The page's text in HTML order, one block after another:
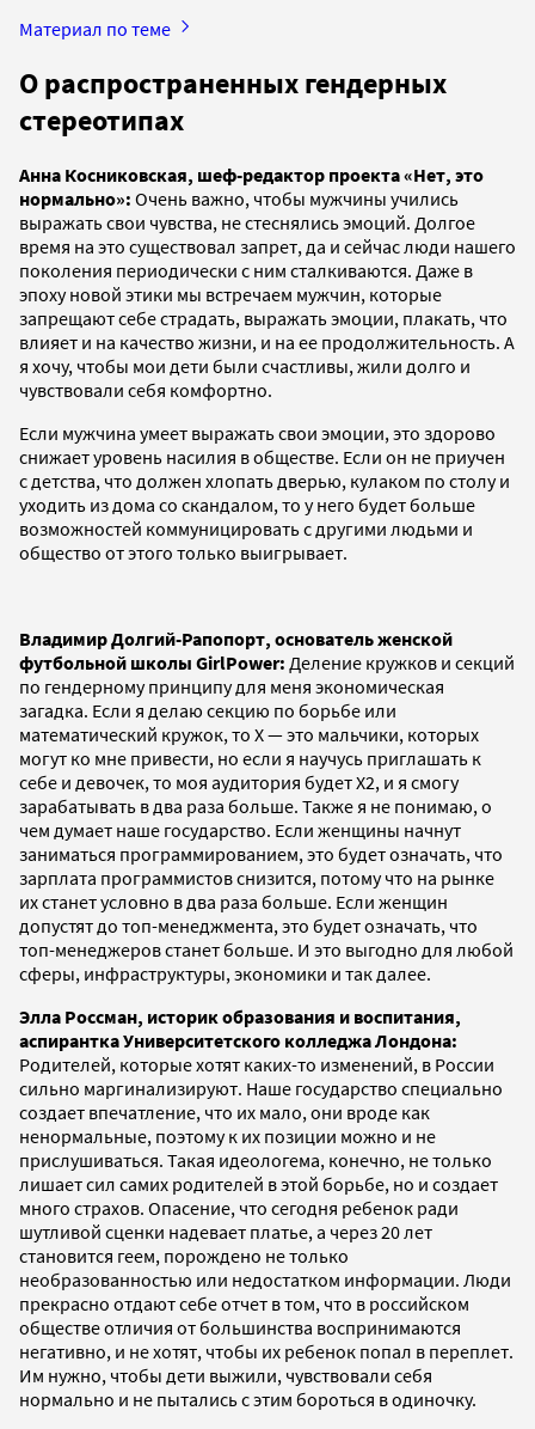
Материал по теме
О распространенных гендерных
стереотипах
Анна Косниковская, шеф-редактор проекта «Нет, это
нормально»: Очень важно, чтобы мужчины учились
выражать свои чувства, не стеснялись эмоций. Долгое
время на это существовал запрет, да и сейчас люди нашего
поколения периодически с ним сталкиваются. Даже в
эпоху новой этики мы встречаем мужчин, которые
запрещают себе страдать, выражать эмоции, плакать, что
влияет и на качество жизни, и на ее продолжительность. А
я хочу, чтобы мои дети были счастливы, жили долго и
чувствовали себя комфортно.
Если мужчина умеет выражать свои эмоции, это здорово
снижает уровень насилия в обществе. Если он не приучен
с детства, что должен хлопать дверью, кулаком по столу и
уходить из дома со скандалом, то у него будет больше
возможностей коммуницировать с другими людьми и
общество от этого только выигрывает.
Владимир Долгий-Рапопорт, основатель женской
футбольной школы GirlPower: Деление кружков и секций
по гендерному принципу для меня экономическая
загадка. Если я делаю секцию по борьбе или
математический кружок, то X — это мальчики, которых
могут ко мне привести, но если я научусь приглашать к
себе и девочек, то моя аудитория будет X2, и я смогу
зарабатывать в два раза больше. Также я не понимаю, о
чем думает наше государство. Если женщины начнут
заниматься программированием, это будет означать, что
зарплата программистов снизится, потому что на рынке
их станет условно в два раза больше. Если женщин
допустят до топ-менеджмента, это будет означать, что
топ-менеджеров станет больше. И это выгодно для любой
сферы, инфраструктуры, экономики и так далее.
Элла Россман, историк образования и воспитания,
аспирантка Университетского колледжа Лондона:
Родителей, которые хотят каких-то изменений, в России
сильно маргинализируют. Наше государство специально
создает впечатление, что их мало, они вроде как
ненормальные, поэтому к их позиции можно и не
прислушиваться. Такая идеологема, конечно, не только
лишает сил самих родителей в этой борьбе, но и создает
много страхов. Опасение, что сегодня ребенок ради
шутливой сценки надевает платье, а через 20 лет
становится геем, порождено не только
необразованностью или недостатком информации. Люди
прекрасно отдают себе отчет в том, что в российском
обществе отличия от большинства воспринимаются
негативно, и не хотят, чтобы их ребенок попал в переплет.
Им нужно, чтобы дети выжили, чувствовали себя
нормально и не пытались с этим бороться в одиночку.